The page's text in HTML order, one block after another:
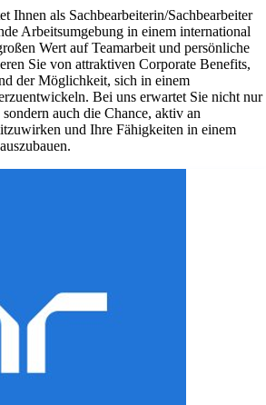
Ihnen als Sachbearbeiterin/Sachbearbeiter
Arbeitsumgebung in einem international
Wert auf Teamarbeit und persönliche
Sie von attraktiven Corporate Benefits,
der Möglichkeit, sich in einem
Bei uns erwartet Sie nicht nur
auch die Chance, aktiv an
und Ihre Fähigkeiten in einem